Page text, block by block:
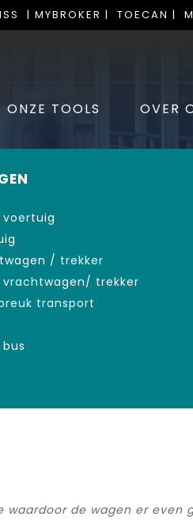
TOECAN |
| MYBROKER |
ONZE TOOLS OVER
voertuig
/ trekker
vrachtwagen/ trekker
transport
waardoor de wagen er even